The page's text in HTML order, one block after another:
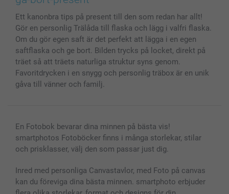
Fotoalmanackor & Fotoagenda
Fotoramar & Tillbehör
Presentkort
Alla fotoprodukter
Investor Relations
Status på beställningar
Ett kanonbra tips på present till den som redan har allt!
Gör en personlig Trälåda till flaska och lägg i valfri flaska.
Om du gör egen saft är det perfekt att lägga i en egen
saftflaska och ge bort. Bilden trycks på locket, direkt på
träet så att träets naturliga struktur syns genom.
Favoritdrycken i en snygg och personlig träbox är en unik
gåva till vänner och familj.
En Fotobok bevarar dina minnen på bästa vis!
smartphotos Fotoböcker finns i många storlekar, stilar
och prisklasser, välj den som passar just dig.
Inred med personliga Canvastavlor, med Foto på canvas
kan du föreviga dina bästa minnen. smartphoto erbjuder